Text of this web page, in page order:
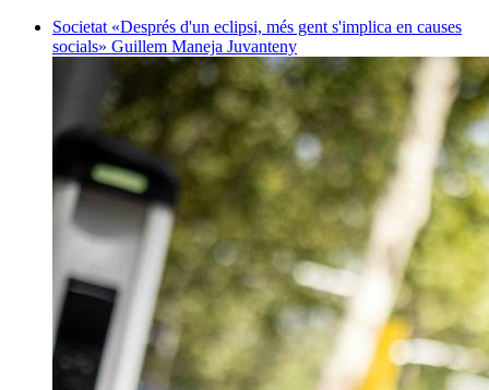
Societat «Després d'un eclipsi, més gent s'implica en causes
socials» Guillem Maneja Juvanteny